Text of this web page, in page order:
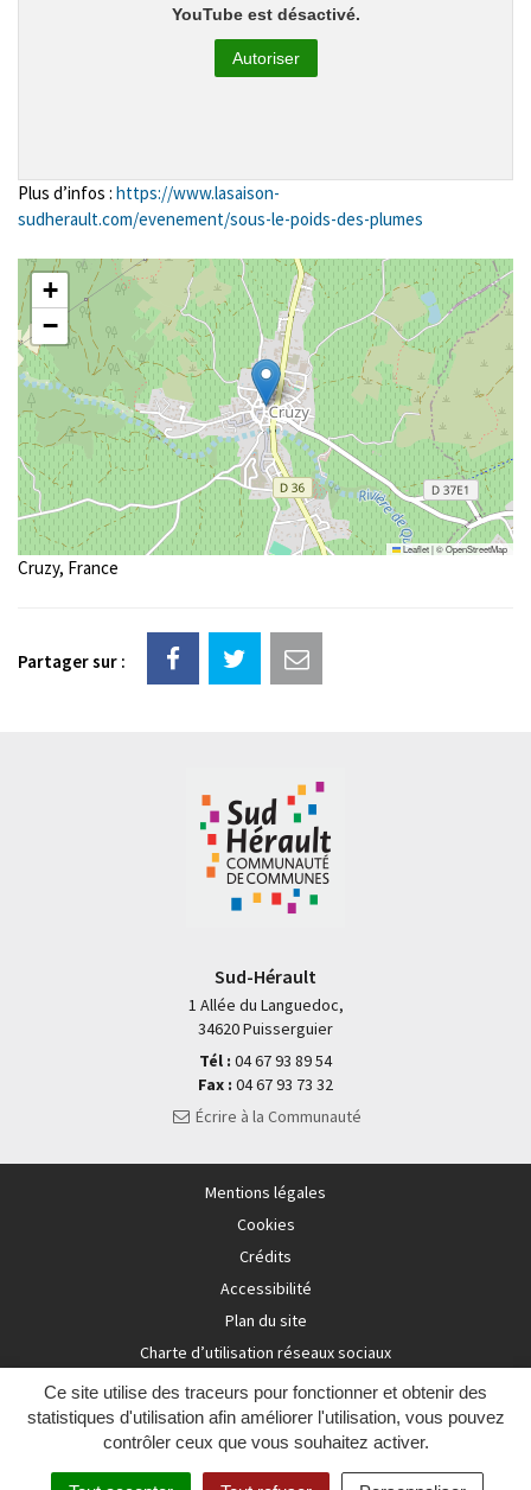
Ce site utilise des traceurs pour fonctionner et obtenir des
statistiques d'utilisation afin améliorer l'utilisation, vous pouvez
contrôler ceux que vous souhaitez activer.
YouTube est désactivé.
Autoriser
Plus d’infos : https://www.lasaison-
sudherault.com/evenement/sous-le-poids-des-plumes
+
−
Leaflet|©OpenStreetMap
Cruzy, France
Partager sur :
Sud-Hérault
1 Allée du Languedoc,
34620 Puisserguier
Tél : 04 67 93 89 54
Fax : 04 67 93 73 32
Écrire à la Communauté
Mentions légales
Cookies
Crédits
Accessibilité
Plan du site
Charte d’utilisation réseaux sociaux